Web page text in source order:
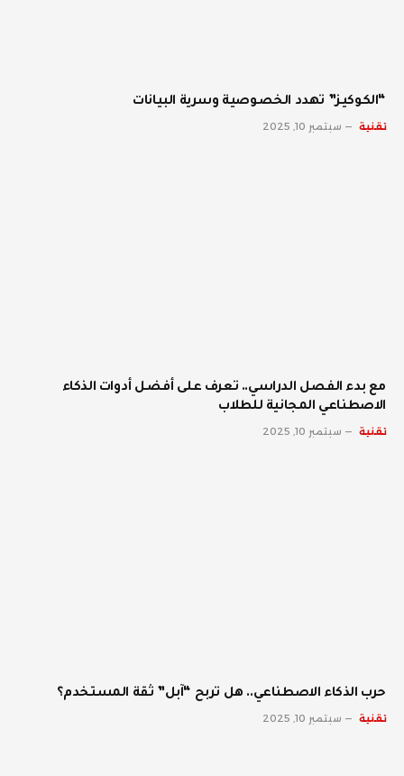
“الكوكيز” تهدد الخصوصية وسرية البيانات
تقنية سبتمبر 10, 2025
مع بدء الفصل الدراسي.. تعرف على أفضل أدوات الذكاء
الاصطناعي المجانية للطلاب
تقنية سبتمبر 10, 2025
حرب الذكاء الاصطناعي.. هل تربح “آبل” ثقة المستخدم؟
تقنية سبتمبر 10, 2025